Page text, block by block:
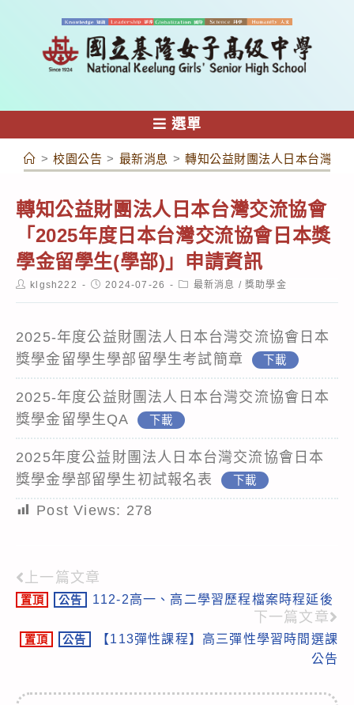
容
選單
> 校園公告 > 最新消息 > 轉知公益財團法人日本台灣交
轉知公益財團法人日本台灣交流協會
「2025年度日本台灣交流協會日本獎
學金留學生(學部)」申請資訊
Postklgsh222
Post2024-07-26
Post最新消息 / 獎助學金
2025-年度公益財團法人日本台灣交流協會日本
獎學金留學生學部留學生考試簡章
下載
2025-年度公益財團法人日本台灣交流協會日本
獎學金留學生QA
下載
2025年度公益財團法人日本台灣交流協會日本
獎學金學部留學生初試報名表
下載
Post Views: 278
Read
more
articles
上一篇文章
置頂 公告 112-2高一、高二學習歷程檔案時程延後
下一篇文章
置頂 公告
【113彈性課程】高三彈性學習時間選課
公告